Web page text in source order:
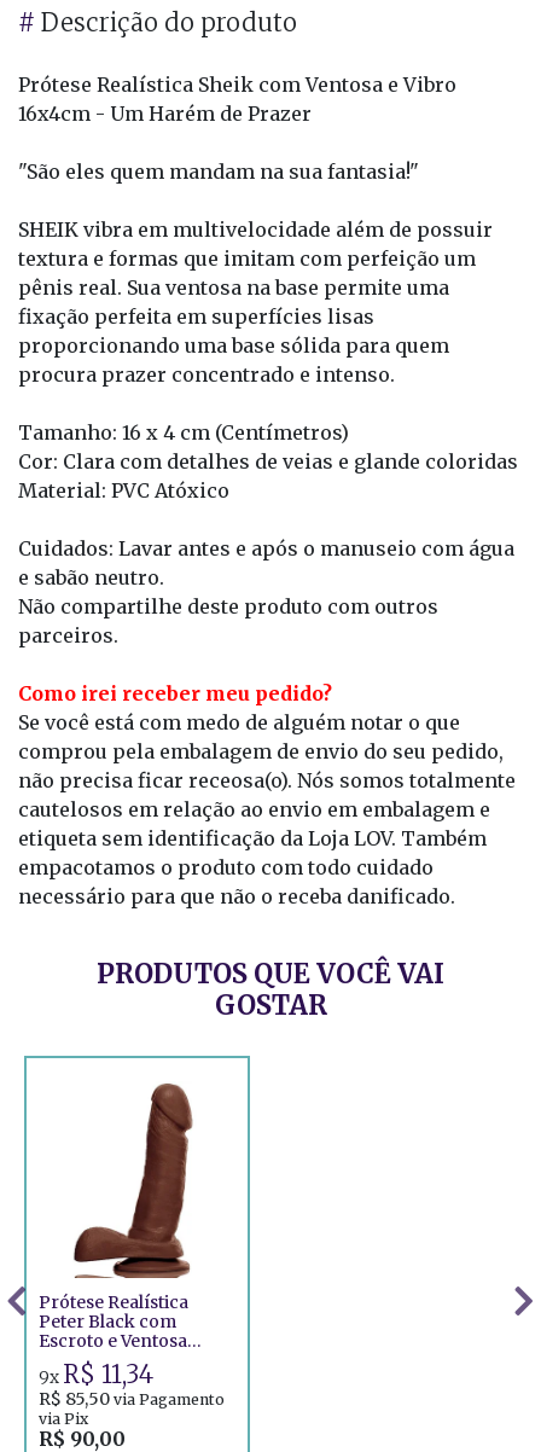
# Descrição do produto
Prótese Realística Sheik com Ventosa e Vibro
16x4cm - Um Harém de Prazer
"São eles quem mandam na sua fantasia!"
SHEIK vibra em multivelocidade além de possuir
textura e formas que imitam com perfeição um
pênis real. Sua ventosa na base permite uma
fixação perfeita em superfícies lisas
proporcionando uma base sólida para quem
procura prazer concentrado e intenso.
Tamanho: 16 x 4 cm (Centímetros)
Cor: Clara com detalhes de veias e glande coloridas
Material: PVC Atóxico
Cuidados: Lavar antes e após o manuseio com água
e sabão neutro.
Não compartilhe deste produto com outros
parceiros.
Como irei receber meu pedido?
Se você está com medo de alguém notar o que
comprou pela embalagem de envio do seu pedido,
não precisa ficar receosa(o). Nós somos totalmente
cautelosos em relação ao envio em embalagem e
etiqueta sem identificação da Loja LOV. Também
empacotamos o produto com todo cuidado
necessário para que não o receba danificado.
PRODUTOS QUE VOCÊ VAI
GOSTAR
Prótese Realística
Peter Black com
Escroto e Ventosa
16,5x4cm
R$ 90,00
9x R$ 11,34
R$ 85,50 via Pagamento
via Pix